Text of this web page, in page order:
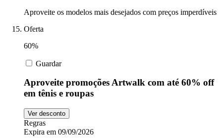
Aproveite os modelos mais desejados com preços imperdíveis
Oferta
60%
Guardar
Aproveite promoções Artwalk com até 60% off
em tênis e roupas
Ver desconto
Regras
Expira em 09/09/2026